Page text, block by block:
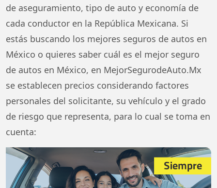
de aseguramiento, tipo de auto y economía de
cada conductor en la República Mexicana. Si
estás buscando los mejores seguros de autos en
México o quieres saber cuál es el mejor seguro
de autos en México, en MejorSegurodeAuto.Mx
se establecen precios considerando factores
personales del solicitante, su vehículo y el grado
de riesgo que representa, para lo cual se toma en
cuenta: